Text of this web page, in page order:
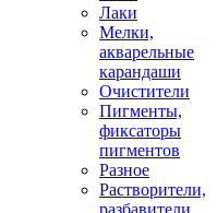
Лаки
Мелки,
акварельные
карандаши
Очистители
Пигменты,
фиксаторы
пигментов
Разное
Растворители,
разбавители